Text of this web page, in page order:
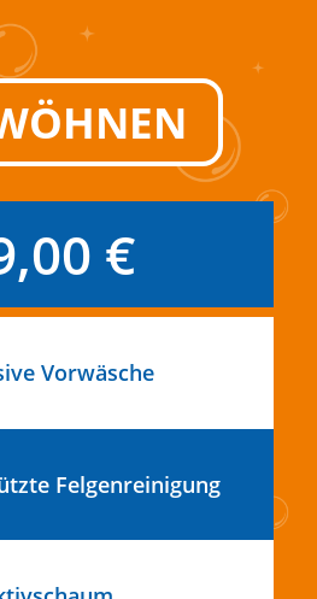
€
Vorwäsche
Felgenreinigung